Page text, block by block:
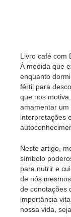
Livro café com
À medida que
enquanto
fértil para
que nos
amamentar
interpretações
Neste artigo,
símbolo
para nutrir e
de nós
de conotações
importância
nossa vida,